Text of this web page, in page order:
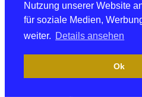
Nutzung unserer Website
für soziale Medien,
weiter. Details ansehen
Ok